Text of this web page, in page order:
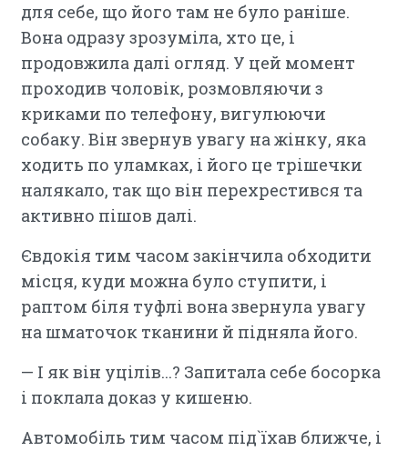
для себе, що його там не було раніше.
Вона одразу зрозуміла, хто це, і
продовжила далі огляд. У цей момент
проходив чоловік, розмовляючи з
криками по телефону, вигулюючи
собаку. Він звернув увагу на жінку, яка
ходить по уламках, і його це трішечки
налякало, так що він перехрестився та
активно пішов далі.
Євдокія тим часом закінчила обходити
місця, куди можна було ступити, і
раптом біля туфлі вона звернула увагу
на шматочок тканини й підняла його.
— І як він уцілів...? Запитала себе босорка
і поклала доказ у кишеню.
Автомобіль тим часом під`їхав ближче, і